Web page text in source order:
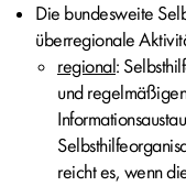
Die bundesweite
überregionale
regional:
und
reicht es, wenn